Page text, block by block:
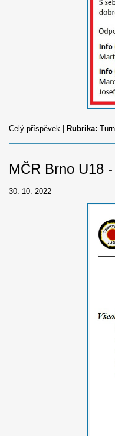
Celý příspěvek Rubrika:
MČR Brno U18
30. 10. 2022